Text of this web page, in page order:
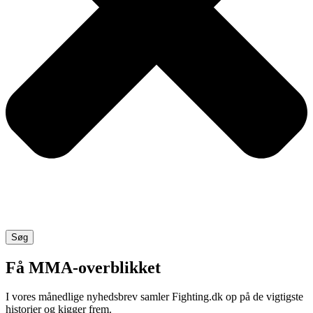
Søg
Få MMA-overblikket
I vores månedlige nyhedsbrev samler Fighting.dk op på de vigtigste
historier og kigger frem.